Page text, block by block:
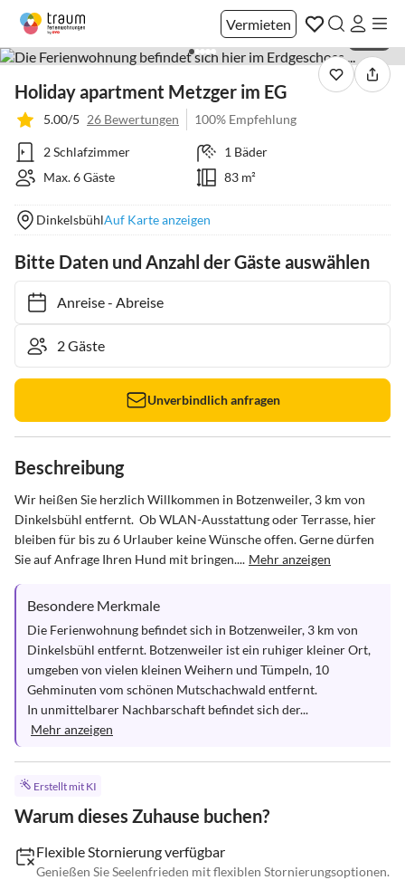
Vermieten
Holiday apartment Metzger im EG
5.00/5 26 Bewertungen 100% Empfehlung
2 Schlafzimmer
1 Bäder
Max. 6 Gäste
83 m²
DinkelsbühlAuf Karte anzeigen
Bitte Daten und Anzahl der Gäste auswählen
Anreise- Abreise
Unverbindlich anfragen
Beschreibung
Wir heißen Sie herzlich Willkommen in Botzenweiler, 3 km von
Dinkelsbühl entfernt.  Ob WLAN-Ausstattung oder Terrasse, hier
bleiben für bis zu 6 Urlauber keine Wünsche offen. Gerne dürfen
Sie auf Anfrage Ihren Hund mit bringen.... Mehr anzeigen
Besondere Merkmale
Die Ferienwohnung befindet sich in Botzenweiler, 3 km von
Dinkelsbühl entfernt. Botzenweiler ist ein ruhiger kleiner Ort,
umgeben von vielen kleinen Weihern und Tümpeln, 10
Gehminuten vom schönen Mutschachwald entfernt.
In unmittelbarer Nachbarschaft befindet sich der...
Mehr anzeigen
Erstellt mit KI
Warum dieses Zuhause buchen?
Flexible Stornierung verfügbar
Genießen Sie Seelenfrieden mit flexiblen Stornierungsoptionen.